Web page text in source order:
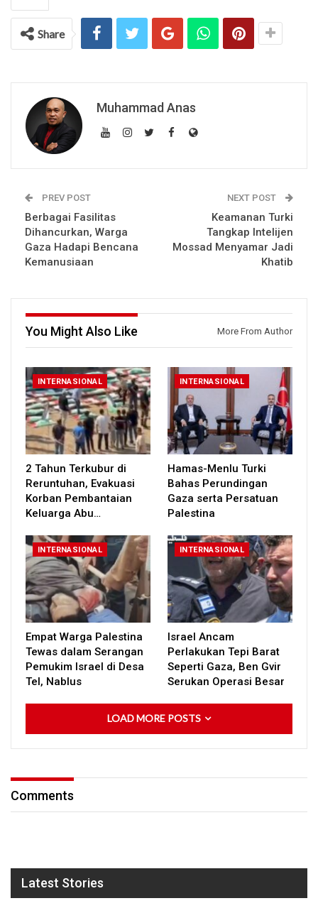
Share
Muhammad Anas
PREV POST
Berbagai Fasilitas
Dihancurkan, Warga
Gaza Hadapi Bencana
Kemanusiaan
NEXT POST
Keamanan Turki
Tangkap Intelijen
Mossad Menyamar Jadi
Khatib
You Might Also Like More From Author
INTERNASIONAL
2 Tahun Terkubur di
Reruntuhan, Evakuasi
Korban Pembantaian
Keluarga Abu…
INTERNASIONAL
Hamas-Menlu Turki
Bahas Perundingan
Gaza serta Persatuan
Palestina
INTERNASIONAL
Empat Warga Palestina
Tewas dalam Serangan
Pemukim Israel di Desa
Tel, Nablus
INTERNASIONAL
Israel Ancam
Perlakukan Tepi Barat
Seperti Gaza, Ben Gvir
Serukan Operasi Besar
LOAD MORE POSTS
Comments
Latest Stories